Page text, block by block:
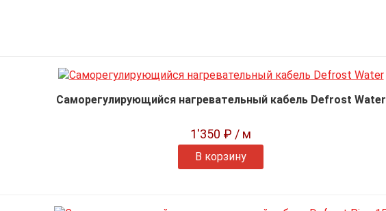
Саморегулирующийся нагревательный кабель Defrost Water
1'350 ₽ / м
В корзину